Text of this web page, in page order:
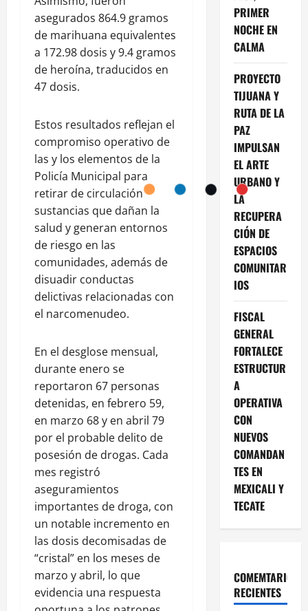
asegurados 864.9 gramos
de marihuana equivalentes
a 172.98 dosis y 9.4 gramos
de heroína, traducidos en
47 dosis.
Estos resultados reflejan el
compromiso operativo de
las y los elementos de la
Policía Municipal para
retirar de circulación
sustancias que dañan la
salud y generan entornos
de riesgo en las
comunidades, además de
disuadir conductas
delictivas relacionadas con
el narcomenudeo.
En el desglose mensual,
durante enero se
reportaron 67 personas
detenidas, en febrero 59,
en marzo 68 y en abril 79
por el probable delito de
posesión de drogas. Cada
mes registró
aseguramientos
importantes de droga, con
un notable incremento en
las dosis decomisadas de
“cristal” en los meses de
marzo y abril, lo que
evidencia una respuesta
PRIMER
NOCHE EN
CALMA
PROYECTO
TIJUANA Y
RUTA DE LA
PAZ
IMPULSAN
EL ARTE
URBANO Y
LA
RECUPERA
CIÓN DE
ESPACIOS
COMUNITAR
IOS
FISCAL
GENERAL
FORTALECE
ESTRUCTUR
A
OPERATIVA
CON
NUEVOS
COMANDAN
TES EN
MEXICALI Y
TECATE
COMEMTARIOS
RECIENTES